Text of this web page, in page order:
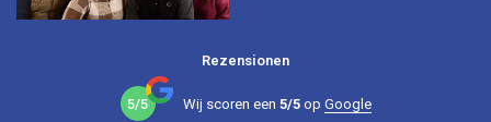
Rezensionen
5/5 Wij scoren een 5/5op Google